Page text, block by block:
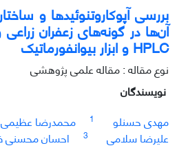
بررسی آپوکاروتنوئیدها و
آن‌ها در گونه‌های زعفران
HPLC و ابزار بیوانفورماتیک
نوع مقاله : مقاله علمی پژوهشی
نویسندگان
مهدی حسنلو
1 محمدرضا
علیرضا سلامی
3 احسان محسنی